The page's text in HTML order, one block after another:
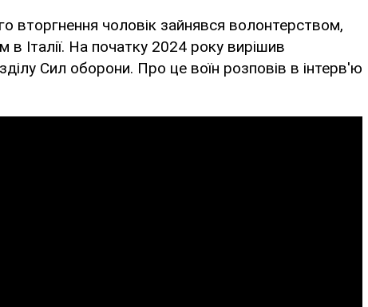
вторгнення чоловік зайнявся волонтерством,
в Італії. На початку 2024 року вирішив
Сил оборони. Про це воїн розповів в інтерв'ю